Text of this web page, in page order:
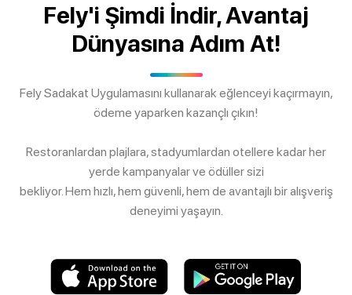
Fely'i Şimdi İndir, Avantaj
Dünyasına Adım At!
Fely Sadakat Uygulamasını kullanarak eğlenceyi kaçırmayın,
ödeme yaparken kazançlı çıkın!
Restoranlardan plajlara, stadyumlardan otellere kadar her
yerde kampanyalar ve ödüller sizi
bekliyor. Hem hızlı, hem güvenli, hem de avantajlı bir alışveriş
deneyimi yaşayın.